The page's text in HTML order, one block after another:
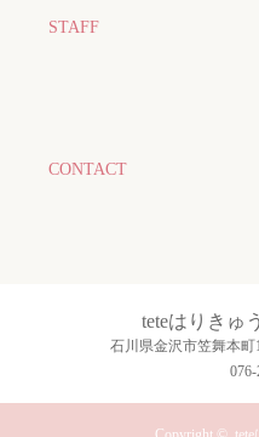
STAFF
CONTACT
teteはりき
石川県金沢市笠舞本
076-